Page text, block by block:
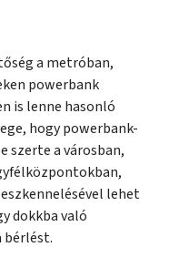
a metróban,
powerbank
is lenne hasonló
hogy powerbank-
szerte a városban,
lehet
dokkba való
bérlést.